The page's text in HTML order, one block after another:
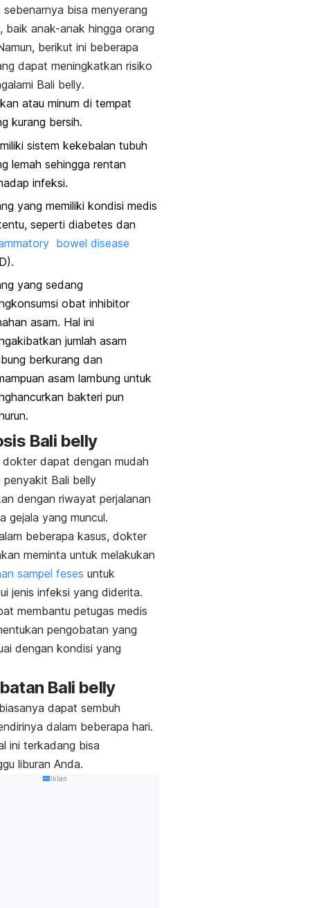
sebenarnya bisa menyerang
baik anak-anak hingga orang
berikut ini beberapa
dapat meningkatkan risiko
Bali belly.
atau minum di tempat
kurang bersih.
sistem kekebalan tubuh
lemah sehingga rentan
infeksi.
yang memiliki kondisi medis
seperti diabetes dan
bowel disease
yang sedang
obat inhibitor
asam. Hal ini
jumlah asam
berkurang dan
asam lambung untuk
bakteri pun
Bali belly
dokter dapat dengan mudah
penyakit Bali belly
dengan riwayat perjalanan
gejala yang muncul.
beberapa kasus, dokter
meminta untuk melakukan
sampel feses untuk
jenis infeksi yang diderita.
membantu petugas medis
pengobatan yang
dengan kondisi yang
Bali belly
dapat sembuh
dalam beberapa hari.
ini terkadang bisa
liburan Anda.
Iklan